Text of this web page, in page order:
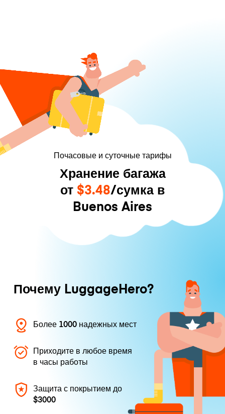
Почасовые и суточные тарифы
Хранение багажа
от $3.48/сумка в
Buenos Aires
Почему LuggageHero?
Более 1000 надежных мест
Приходите в любое время
в часы работы
Защита с покрытием до
$3000